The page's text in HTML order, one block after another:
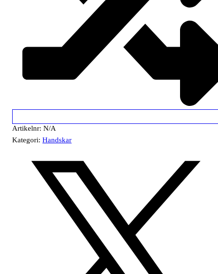
Artikelnr:N/A
Kategori:Handskar